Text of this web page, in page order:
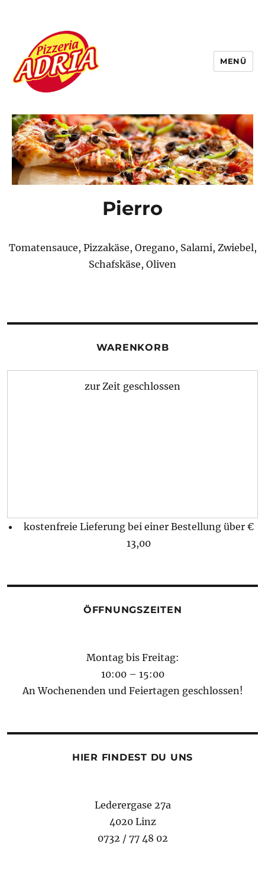
Pizzeria Adria
MENÜ
Pierro
Tomatensauce, Pizzakäse, Oregano, Salami, Zwiebel,
Schafskäse, Oliven
WARENKORB
zur Zeit geschlossen
kostenfreie Lieferung bei einer Bestellung über €
13,00
ÖFFNUNGSZEITEN
Montag bis Freitag:
10:00 – 15:00
An Wochenenden und Feiertagen geschlossen!
HIER FINDEST DU UNS
Lederergase 27a
4020 Linz
0732 / 77 48 02